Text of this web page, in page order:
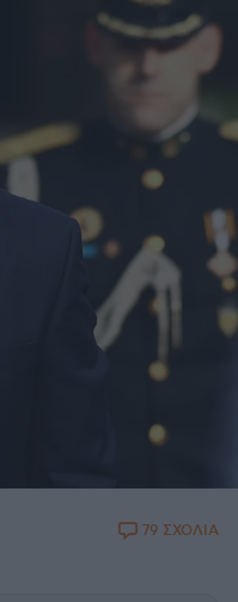
79 ΣΧΟΛΙΑ